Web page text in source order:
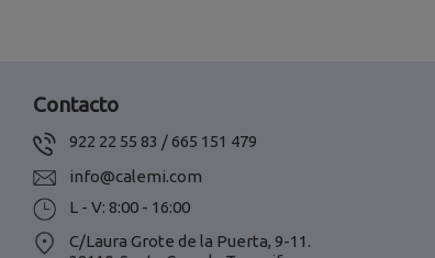
Contacto
922 22 55 83 / 665 151 479
info@calemi.com
L - V: 8:00 - 16:00
C/Laura Grote de la Puerta, 9-11.